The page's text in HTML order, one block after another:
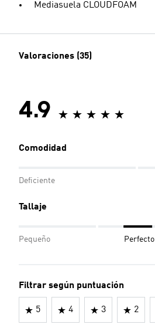
Mediasuela CLOUDFOAM
Valoraciones (35)
4.9
Comodidad
Deficiente
Tallaje
Pequeño Perfecto
Filtrar según puntuación
5 4 3 2